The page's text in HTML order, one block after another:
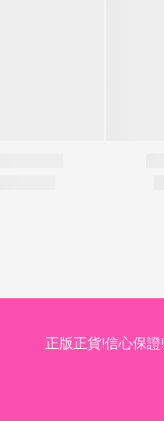
正版正貨!信心保證!